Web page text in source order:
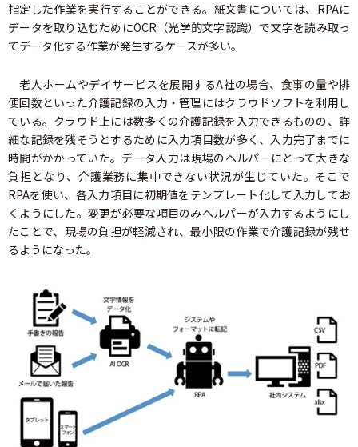
指定した作業を実行することができる。紙文書については、RPAに
データを取り込むためにOCR（光学的文字認識）で文字を読み取っ
てデータ化する作業が発生するケースが多い。
老人ホームやデイサービスを展開するA社の場合、食事の量や排
便回数といった介護記録の入力・管理にはクラウドソフトを利用し
ている。クラウド上には数多くの介護記録を入力できるものの、詳
細な記録を残そうとするために入力項目数が多く、入力完了までに
時間がかかっていた。データ入力は現場のヘルパーにとって大きな
負担となり、介護業務に集中できない状況が生じていた。そこで
RPAを使い、各入力項目に初期値をテンプレート化して入力してお
くようにした。変更が必要な項目のみヘルパーが入力するようにし
たことで、現場の負担が軽減され、最小限の作業で介護記録が残せ
るようになった。